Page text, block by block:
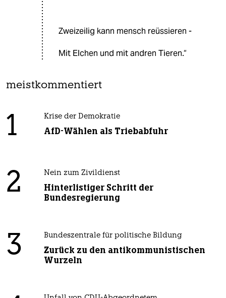
Zweizeilig kann mensch reüssieren -
Mit Elchen und mit andren Tieren.“
meistkommentiert
1 Krise der Demokratie
AfD-Wählen als Triebabfuhr
2 Nein zum Zivildienst
Hinterlistiger Schritt der
Bundesregierung
3 Bundeszentrale für politische Bildung
Zurück zu den antikommunistischen
Wurzeln